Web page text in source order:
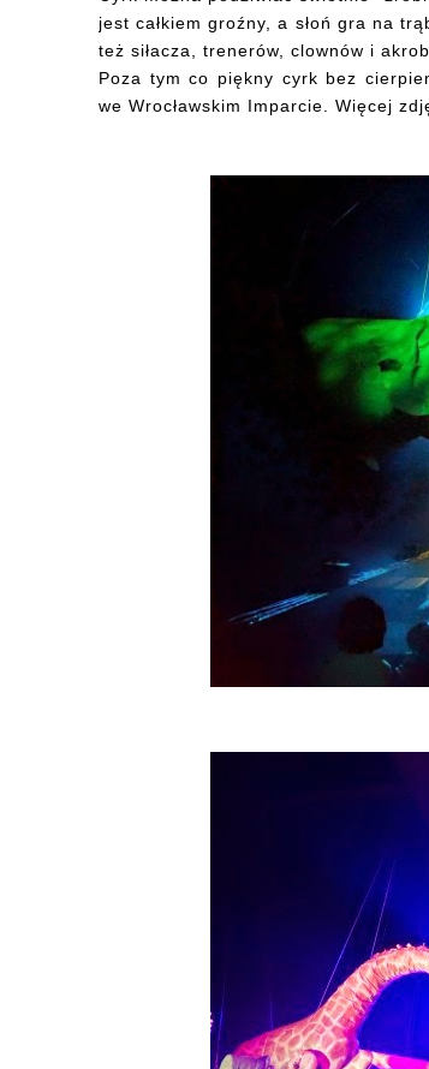
jest całkiem groźny, a słoń gra na
też siłacza, trenerów, clownów i
Poza tym co piękny cyrk bez
we Wrocławskim Imparcie. Więcej